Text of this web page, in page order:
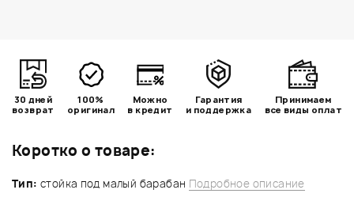
Коротко о товаре:
Тип: стойка под малый барабан Подробное описание
30 дней
возврат
100%
оригинал
Можно
в кредит
Гарантия
и поддержка
Принимаем
все виды оплат